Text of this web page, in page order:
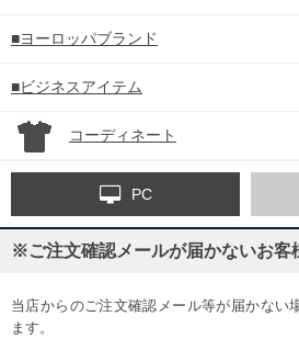
■ヨーロッパブランド
■ビジネスアイテム
コーディネート
PC
※ご注文確認メールが届かないお客
当店からのご注文確認メール等が届かない
ます。